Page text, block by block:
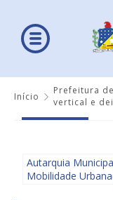
Início
Prefeitura
vertical e
Autarquia
Mobilidade